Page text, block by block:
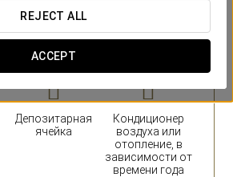
REJECT ALL
ACCEPT
номера
Депозитарная
ячейка
Кондиционер
воздуха или
отопление, в
зависимости от
времени года